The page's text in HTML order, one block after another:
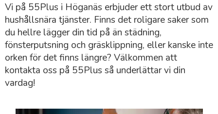
Vi på 55Plus i Höganäs erbjuder ett stort utbud av
hushållsnära tjänster. Finns det roligare saker som
du hellre lägger din tid på än städning,
fönsterputsning och gräsklippning, eller kanske inte
orken för det finns längre? Välkommen att
kontakta oss på 55Plus så underlättar vi din
vardag!